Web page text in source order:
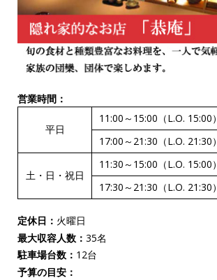
営業時間：
平日
11:00～15:00（L.O. 15:00）
17:00～21:30（L.O. 21:30）
土・日・祝日
11:30～15:00（L.O. 15:00）
17:30～21:30（L.O. 21:30）
定休日： 火曜日
最大収容人数： 35名
駐車場台数： 12台
予算の目安：